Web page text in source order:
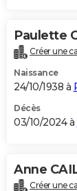
Bricolage
Lifestyle
Culture
Sport
Auto
Television
Voyage
Cinema
Paulette
Créer une
Naissance
24/10/1938 à
Décès
03/10/2024 à
Anne
Créer une